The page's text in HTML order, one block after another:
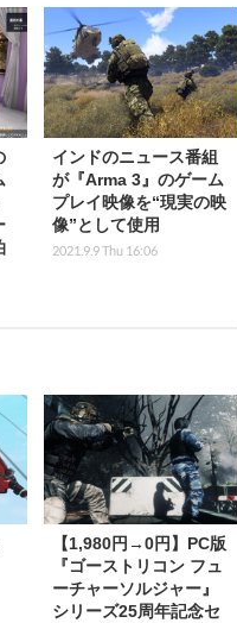
インドのニュース番組
が『Arma 3』のゲーム
プレイ映像を“現実の映
像”として使用
2021.9.9 Thu 16:06
【1,980円→0円】PC版
『ゴーストリコン フュ
ーチャーソルジャー』
シリーズ25周年記念セ